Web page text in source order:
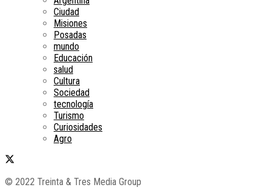
Ciudad
Misiones
Posadas
mundo
Educación
salud
Cultura
Sociedad
tecnología
Turismo
Curiosidades
Agro
© 2022 Treinta & Tres Media Group